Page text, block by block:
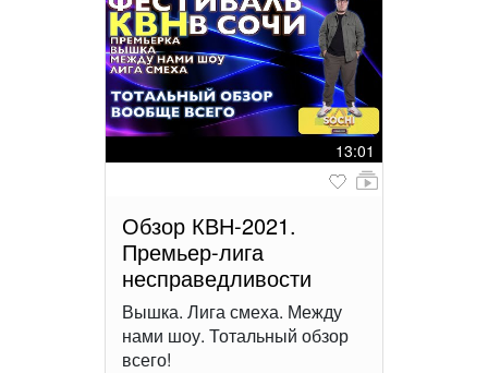
13:01
Обзор КВН-2021.
Премьер-лига
несправедливости
Вышка. Лига смеха. Между
нами шоу. Тотальный обзор
всего!